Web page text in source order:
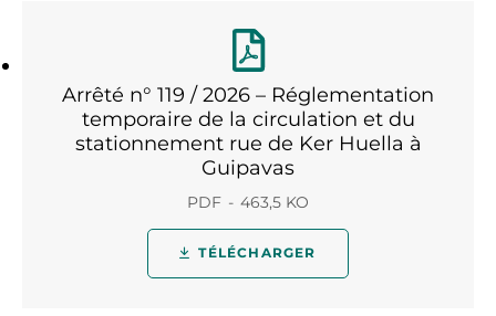
Arrêté n° 119 / 2026 – Réglementation
temporaire de la circulation et du
stationnement rue de Ker Huella à
Guipavas
PDF 463,5 KO
TÉLÉCHARGER